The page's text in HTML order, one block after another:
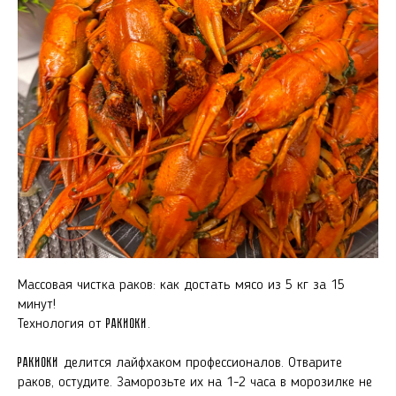
Массовая чистка раков: как достать мясо из 5 кг за 15
минут!
Технология от РакиОКИ.
РакиОКИ делится лайфхаком профессионалов. Отварите
раков, остудите. Заморозьте их на 1-2 часа в морозилке не